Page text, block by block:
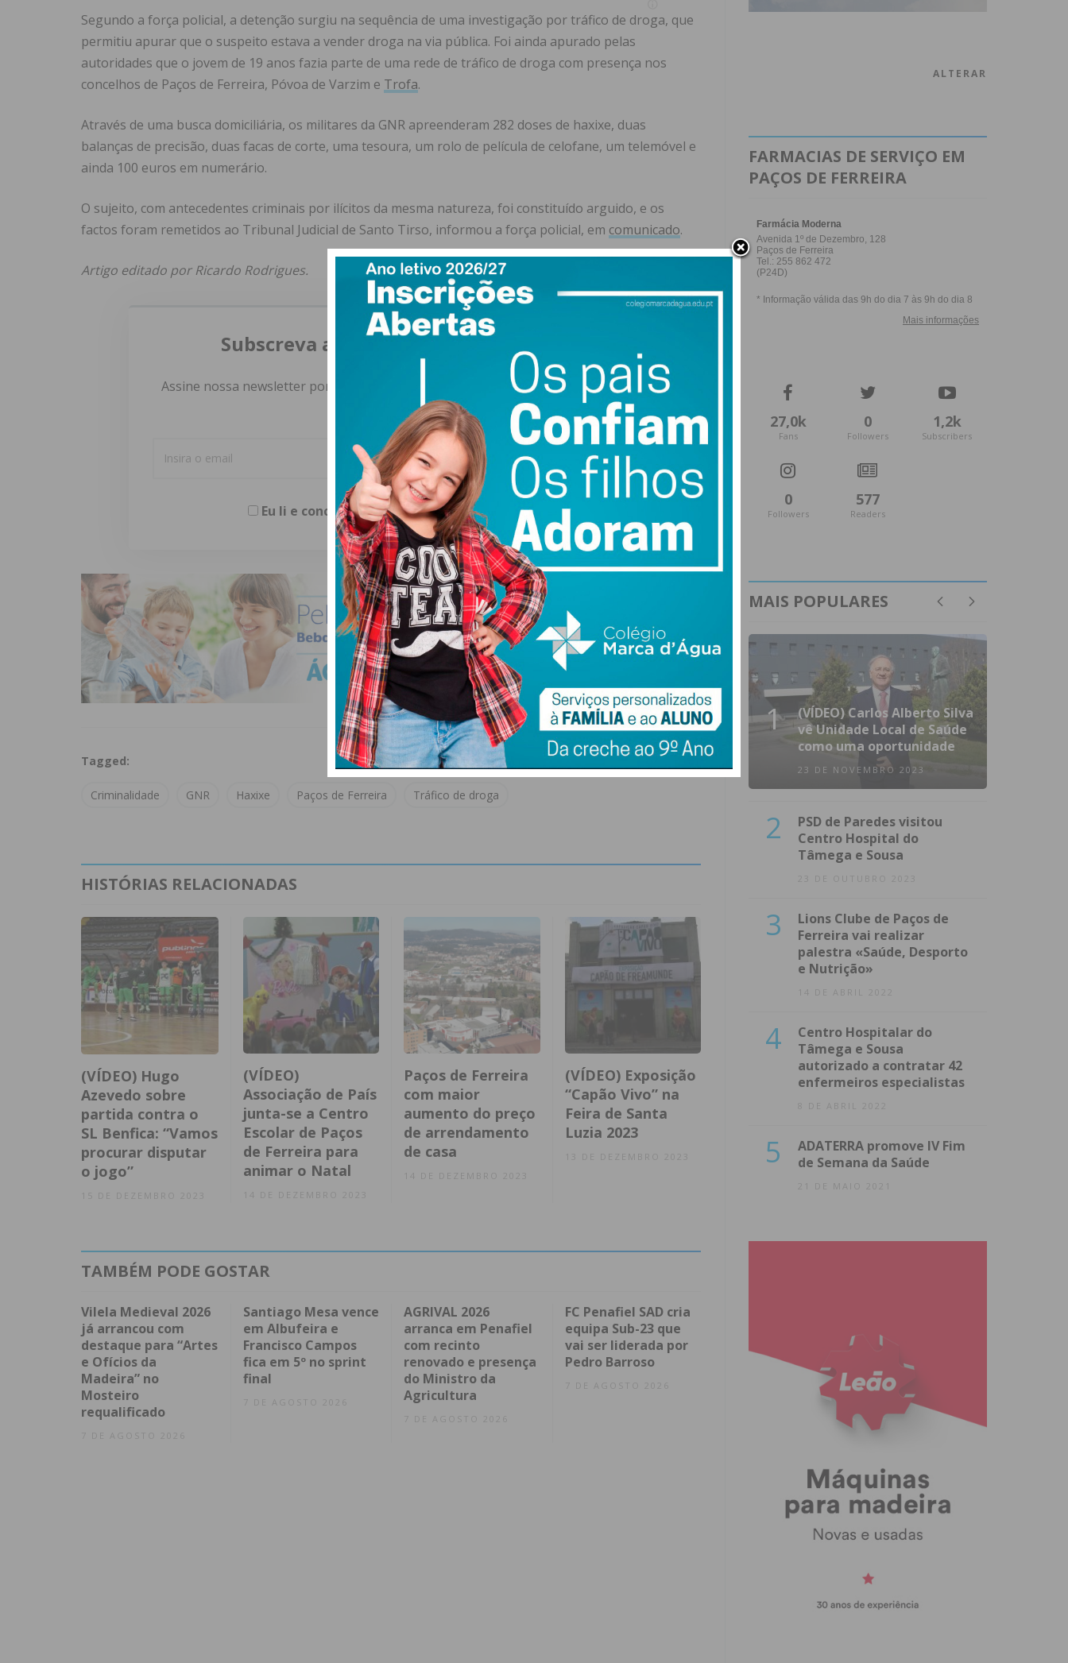
Segundo a força policial, a detenção surgiu na sequência de uma investigação por tráfico de droga, que
permitiu apurar que o suspeito estava a vender droga na via pública. Foi ainda apurado pelas
autoridades que o jovem de 19 anos fazia parte de uma rede de tráfico de droga com presença nos
concelhos de Paços de Ferreira, Póvoa de Varzim e Trofa.
Através de uma busca domiciliária, os militares da GNR apreenderam 282 doses de haxixe, duas
balanças de precisão, duas facas de corte, uma tesoura, um rolo de película de celofane, um telemóvel e
ainda 100 euros em numerário.
O sujeito, com antecedentes criminais por ilícitos da mesma natureza, foi constituído arguido, e os
factos foram remetidos ao Tribunal Judicial de Santo Tirso, informou a força policial, em comunicado.
Artigo editado por Ricardo Rodrigues.
Subscreva a newsletter do Imediato
Assine nossa newsletter por e-mail e obtenha de forma regular a informação
atualizada.
Eu li e concordo com ostermos e condições
Tagged:
Criminalidade GNR Haxixe Paços de Ferreira Tráfico de droga
HISTÓRIAS RELACIONADAS
(VÍDEO) Hugo
Azevedo sobre
partida contra o
SL Benfica: “Vamos
procurar disputar
o jogo”
(VÍDEO)
Associação de País
junta-se a Centro
Escolar de Paços
de Ferreira para
animar o Natal
14 DE DEZEMBRO 2023
Paços de Ferreira
com maior
aumento do preço
de arrendamento
de casa
14 DE DEZEMBRO 2023
(VÍDEO) Exposição
“Capão Vivo” na
Feira de Santa
Luzia 2023
TAMBÉM PODE GOSTAR
Vilela Medieval 2026
já arrancou com
destaque para “Artes
e Ofícios da
Madeira” no
Mosteiro
requalificado
7 DE AGOSTO 2026
Santiago Mesa vence
em Albufeira e
Francisco Campos
fica em 5º no sprint
final
7 DE AGOSTO 2026
AGRIVAL 2026
arranca em Penafiel
com recinto
renovado e presença
do Ministro da
Agricultura
7 DE AGOSTO 2026
FC Penafiel SAD cria
equipa Sub-23 que
vai ser liderada por
Pedro Barroso
7 DE AGOSTO 2026
ALTERAR
FARMACIAS DE SERVIÇO EM
PAÇOS DE FERREIRA
27,0k
Fans
0
Followers
1,2k
Subscribers
0
Followers
577
Readers
MAIS POPULARES
1
(VÍDEO) Carlos Alberto Silva
vê Unidade Local de Saúde
como uma oportunidade
23 DE NOVEMBRO 2023
2
PSD de Paredes visitou
Centro Hospital do
Tâmega e Sousa
23 DE OUTUBRO 2023
3
Lions Clube de Paços de
Ferreira vai realizar
palestra «Saúde, Desporto
e Nutrição»
14 DE ABRIL 2022
4
Centro Hospitalar do
Tâmega e Sousa
autorizado a contratar 42
enfermeiros especialistas
8 DE ABRIL 2022
5
ADATERRA promove IV Fim
de Semana da Saúde
21 DE MAIO 2021